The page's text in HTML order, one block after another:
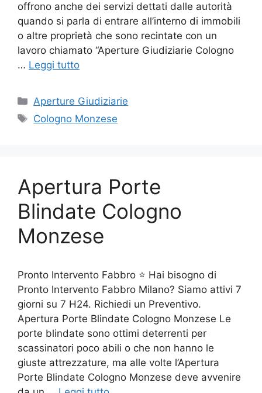
offrono anche dei servizi dettati dalle autorità
quando si parla di entrare all’interno di immobili
o altre proprietà che sono recintate con un
lavoro chiamato “Aperture Giudiziarie Cologno
… Leggi tutto
Categorie
Aperture Giudiziarie
Tag
Cologno Monzese
Apertura Porte
Blindate Cologno
Monzese
Pronto Intervento Fabbro ⭐ Hai bisogno di
Pronto Intervento Fabbro Milano? Siamo attivi 7
giorni su 7 H24. Richiedi un Preventivo.
Apertura Porte Blindate Cologno Monzese Le
porte blindate sono ottimi deterrenti per
scassinatori poco abili o che non hanno le
giuste attrezzature, ma alle volte l’Apertura
Porte Blindate Cologno Monzese deve avvenire